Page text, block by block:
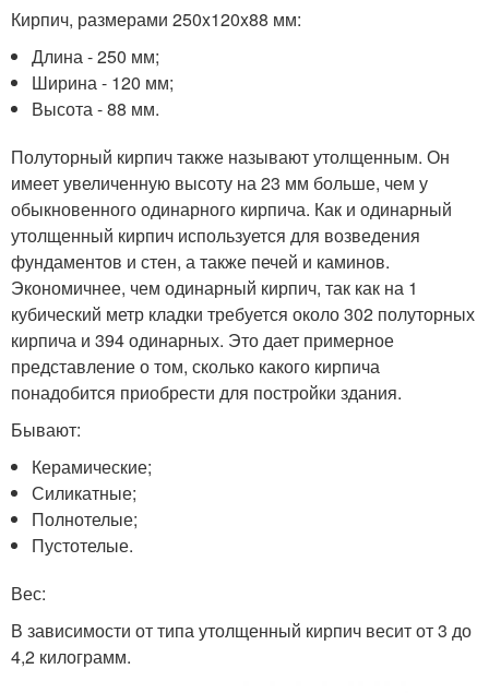
Кирпич, размерами 250x120x88 мм:
Длина - 250 мм;
Ширина - 120 мм;
Высота - 88 мм.
Полуторный кирпич также называют утолщенным. Он
имеет увеличенную высоту на 23 мм больше, чем у
обыкновенного одинарного кирпича. Как и одинарный
утолщенный кирпич используется для возведения
фундаментов и стен, а также печей и каминов.
Экономичнее, чем одинарный кирпич, так как на 1
кубический метр кладки требуется около 302 полуторных
кирпича и 394 одинарных. Это дает примерное
представление о том, сколько какого кирпича
понадобится приобрести для постройки здания.
Бывают:
Керамические;
Силикатные;
Полнотелые;
Пустотелые.
Вес:
В зависимости от типа утолщенный кирпич весит от 3 до
4,2 килограмм.